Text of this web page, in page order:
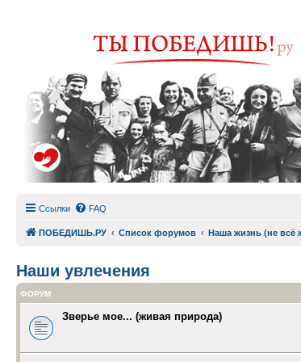
Ссылки FAQ
ПОБЕДИШЬ.РУ Список форумов Наша жизнь (не всё
Наши увлечения
ФОРУМ
Зверье мое... (живая природа)